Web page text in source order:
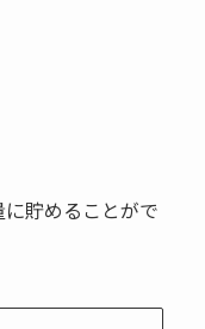
貯めることがで